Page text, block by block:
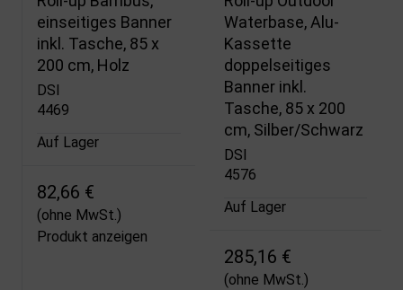
einseitiges Banner
inkl. Tasche, 85 x
200 cm, Holz
DSI
4469
Auf Lager
82,66 €
(ohne MwSt.)
Produkt anzeigen
Waterbase, Alu-
Kassette
doppelseitiges
Banner inkl.
Tasche, 85 x 200
cm, Silber/Schwarz
DSI
4576
Auf Lager
285,16 €
(ohne MwSt.)